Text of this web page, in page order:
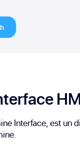
Interface, est un